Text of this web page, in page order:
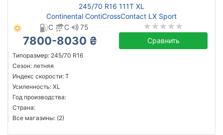
245/70 R16 111T XL
Continental ContiCrossContact LX Sport
C
C 75
7800-8030 ₴ Сравнить
Типоразмер: 245/70 R16
Сезон: летняя
Индекс скорости: T
Усиленность: XL
Год производства:
Страна:
Все магазины: (2)